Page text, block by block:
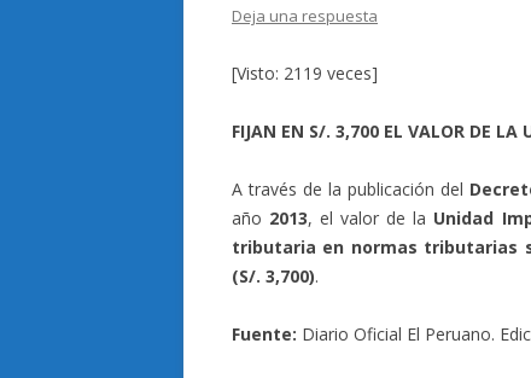
Deja una respuesta
[Visto: 2119 veces]
FIJAN EN S/. 3,700 EL VALOR DE LA
A través de la publicación del
año 2013, el valor de la Unidad
tributaria en normas tributarias
(S/. 3,700).
Fuente: Diario Oficial El Peruano.